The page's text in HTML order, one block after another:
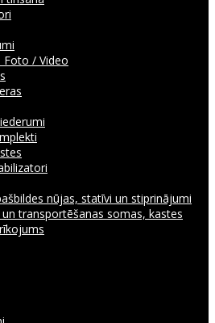
Foto / Video
nūjas, statīvi un stiprinājumi
transportēšanas somas, kastes